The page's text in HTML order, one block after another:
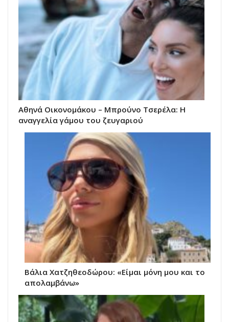
Αθηνά Οικονομάκου – Μπρούνο Τσερέλα: Η
αναγγελία γάμου του ζευγαριού
Βάλια Χατζηθεοδώρου: «Είμαι μόνη μου και το
απολαμβάνω»